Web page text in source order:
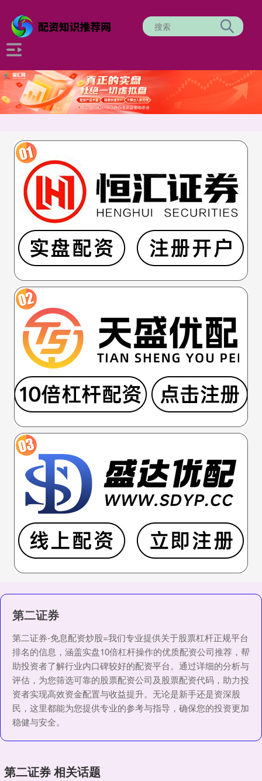
第二证券
第二证券-免息配资炒股=我们专业提供关于股票杠杆正规平台
排名的信息，涵盖实盘10倍杠杆操作的优质配资公司推荐，帮
助投资者了解行业内口碑较好的配资平台。通过详细的分析与
评估，为您筛选可靠的股票配资公司及股票配资代码，助力投
资者实现高效资金配置与收益提升。无论是新手还是资深股
民，这里都能为您提供专业的参考与指导，确保您的投资更加
稳健与安全。
第二证券 相关话题